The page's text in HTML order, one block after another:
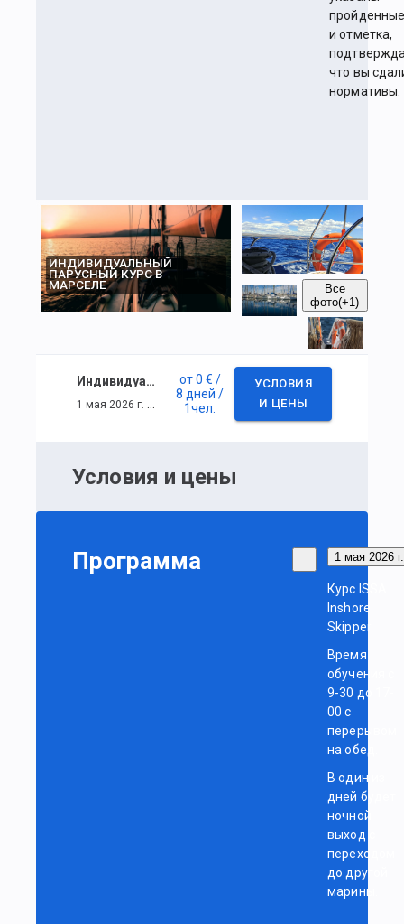
и отметка,
что вы
нормативы.
ИНДИВИДУАЛЬНЫЙ
ПАРУСНЫЙ КУРС В
МАРСЕЛЕ
Все
фото(+1)
Индивидуальный парусный курс в Марселе
1 мая 2026 г. — 8 мая 2026 г.
от0 € /
8 дней /
1чел.
УСЛОВИЯ
И ЦЕНЫ
Условия и цены
Программа 1 мая 2026 г.
Курс ISSA
Inshore
Skipper
Время
обучения с
9-30 до 17-
00 с
перерывом
на обед.
В один из
дней будет
ночной
выход с
переходом
до другой
марины.